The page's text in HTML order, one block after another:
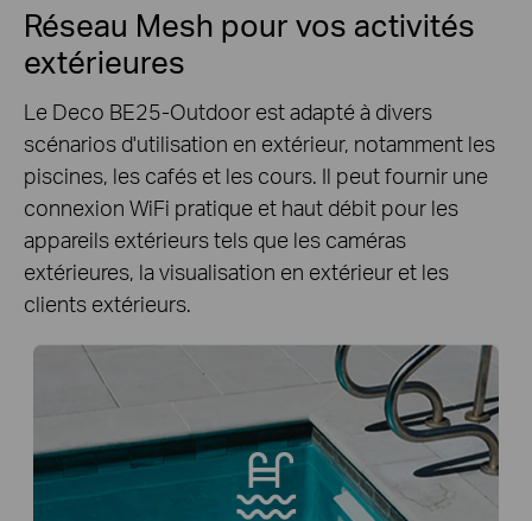
Réseau Mesh pour vos activités
extérieures
Le Deco BE25-Outdoor est adapté à divers
scénarios d'utilisation en extérieur, notamment les
piscines, les cafés et les cours. Il peut fournir une
connexion WiFi pratique et haut débit pour les
appareils extérieurs tels que les caméras
extérieures, la visualisation en extérieur et les
clients extérieurs.